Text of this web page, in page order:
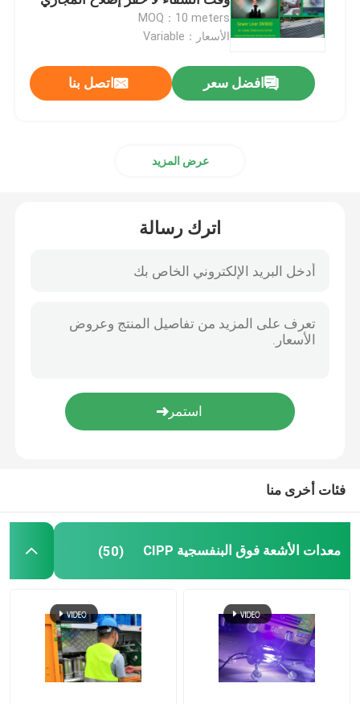
بطانة UV CIPP
مجنزر أنابيب CCTV
بناء خطوط الأنابيب بدون خنادق
التدريب على تقنية الخنادق
فوهة تنظيف المياه النفاثة
تأجير المعدات بدون حفر
سدادة الأنابيب القابلة للنفخ
مضخات الصرف
MOQ：10 meters
الأسعار：Variable
افضل سعر اتصل بنا
عرض المزيد
اترك رسالة
فئات أخرى منا
معدات الأشعة فوق البنفسجية CIPP (50)